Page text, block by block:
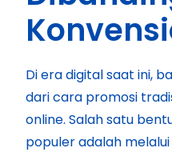
Di era digital saat ini,
dari cara promosi
online. Salah satu
populer adalah